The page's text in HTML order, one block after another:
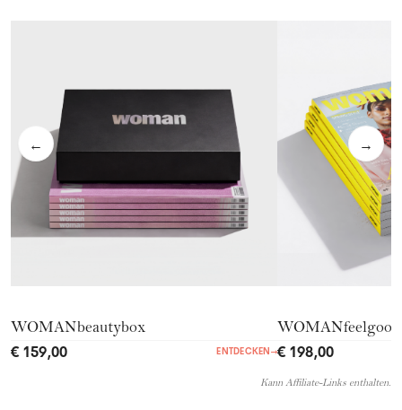
← →
WOMANbeautybox
€ 159,00 ENTDECKEN →
WOMANfeelgood
€ 198,00
Kann Affiliate-Links enthalten.